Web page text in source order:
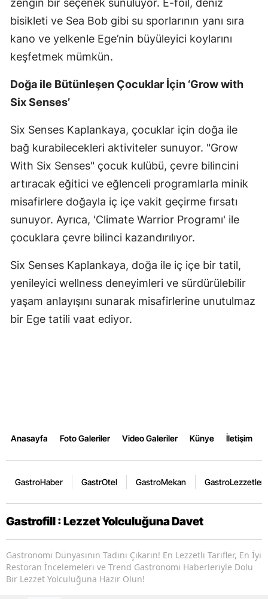
zengin bir seçenek sunuluyor. E-foil, deniz
bisikleti ve Sea Bob gibi su sporlarının yanı sıra
kano ve yelkenle Ege’nin büyüleyici koylarını
keşfetmek mümkün.
Doğa ile Bütünleşen Çocuklar İçin ‘Grow with
Six Senses’
Six Senses Kaplankaya, çocuklar için doğa ile
bağ kurabilecekleri aktiviteler sunuyor. "Grow
With Six Senses" çocuk kulübü, çevre bilincini
artıracak eğitici ve eğlenceli programlarla minik
misafirlere doğayla iç içe vakit geçirme fırsatı
sunuyor. Ayrıca, 'Climate Warrior Programı' ile
çocuklara çevre bilinci kazandırılıyor.
Six Senses Kaplankaya, doğa ile iç içe bir tatil,
yenileyici wellness deneyimleri ve sürdürülebilir
yaşam anlayışını sunarak misafirlerine unutulmaz
bir Ege tatili vaat ediyor.
Anasayfa Foto Galeriler Video Galeriler Künye İletişim
GastroHaber GastrOtel GastroMekan GastroLezzetler
Gastrofill : Lezzet Yolculuğuna Davet
Gastronomi Dünyasının Tadını Çıkarın! En Lezzetli Tarifler, En İyi
Restoran İncelemeleri ve Trend Gastronomi Haberleriyle Dolu
Bir Lezzet Yolculuğuna Hazır Olun!